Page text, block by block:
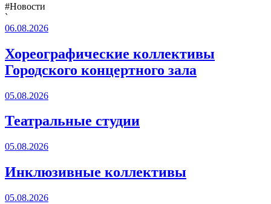
#Новости
`
06.08.2026
Хореографические коллективы
Городского концертного зала
05.08.2026
Театральные студии
05.08.2026
Инклюзивные коллективы
05.08.2026